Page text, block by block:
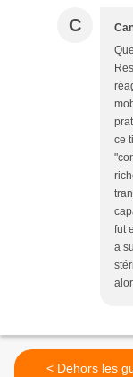
C
ce
fut
a
< Dehors les gueux !